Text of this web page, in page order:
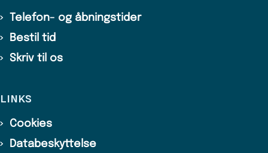
Telefon- og åbningstider
Bestil tid
Skriv til os
LINKS
Cookies
Databeskyttelse